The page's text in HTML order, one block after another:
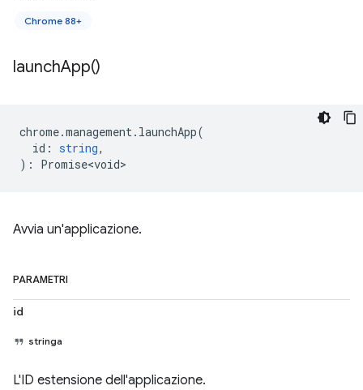
Chrome 88+
launchApp()
chrome.management. launchApp(
id : string,
) : Promise<void>
Avvia un'applicazione.
PARAMETRI
id
stringa
L'ID estensione dell'applicazione.